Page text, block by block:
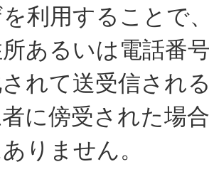
利用することで
あるいは電話番
れて送受信され
に傍受された場
りません。